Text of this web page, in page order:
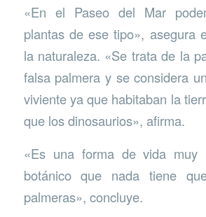
«En el Paseo del Mar
plantas de ese tipo», asegura
la naturaleza. «Se trata de la
falsa palmera y se considera
viviente ya que habitaban la
que los dinosaurios», afirma.
«Es una forma de vida muy
botánico que nada tiene
palmeras», concluye.